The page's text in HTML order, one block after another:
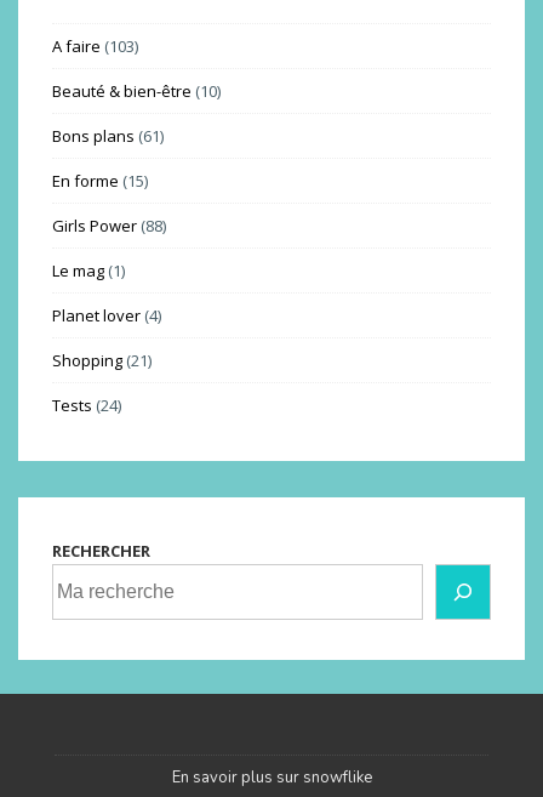
A faire (103)
Beauté & bien-être (10)
Bons plans (61)
En forme (15)
Girls Power (88)
Le mag (1)
Planet lover (4)
Shopping (21)
Tests (24)
RECHERCHER
En savoir plus sur snowflike